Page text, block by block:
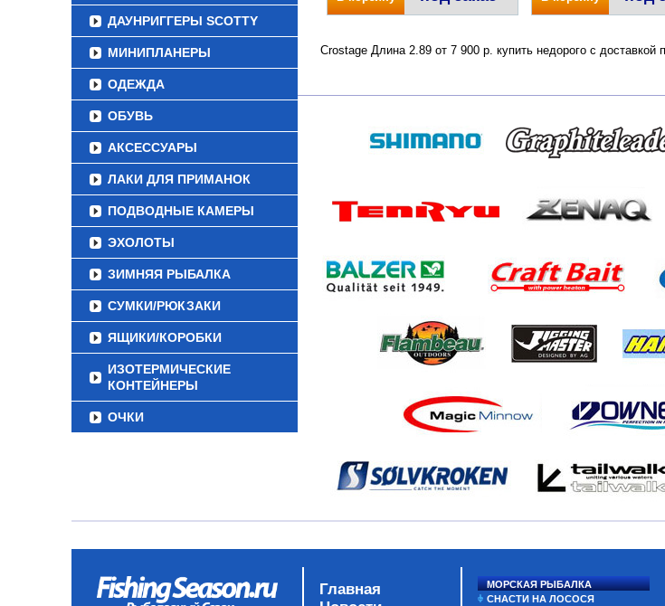
ДАУНРИГГЕРЫ SCOTTY
МИНИПЛАНЕРЫ
ОДЕЖДА
ОБУВЬ
АКСЕССУАРЫ
ЛАКИ ДЛЯ ПРИМАНОК
ПОДВОДНЫЕ КАМЕРЫ
ЭХОЛОТЫ
ЗИМНЯЯ РЫБАЛКА
СУМКИ/РЮКЗАКИ
ЯЩИКИ/КОРОБКИ
ИЗОТЕРМИЧЕСКИЕ
КОНТЕЙНЕРЫ
ОЧКИ
Crostage Длина 2.89 от 7 900 р. купить недорого с
Главная
МОРСКАЯ РЫБАЛКА
СНАСТИ НА ЛОСОСЯ